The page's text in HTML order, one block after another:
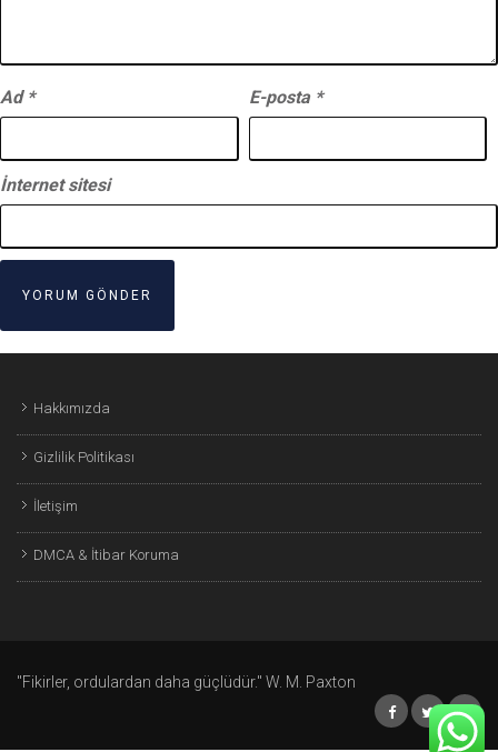
Ad * E-posta *
İnternet sitesi
Hakkımızda
Gizlilik Politikası
İletişim
DMCA & İtibar Koruma
"Fikirler, ordulardan daha güçlüdür." W. M. Paxton